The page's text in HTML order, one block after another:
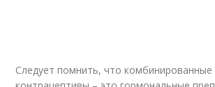
Следует помнить, что